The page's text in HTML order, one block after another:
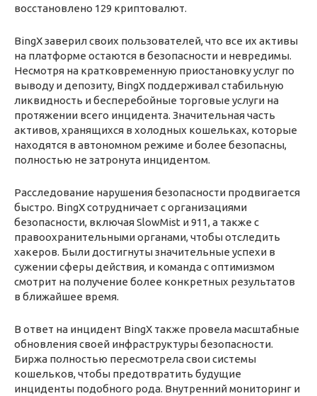
восстановлено 129 криптовалют.
BingX заверил своих пользователей, что все их активы
на платформе остаются в безопасности и невредимы.
Несмотря на кратковременную приостановку услуг по
выводу и депозиту, BingX поддерживал стабильную
ликвидность и бесперебойные торговые услуги на
протяжении всего инцидента. Значительная часть
активов, хранящихся в холодных кошельках, которые
находятся в автономном режиме и более безопасны,
полностью не затронута инцидентом.
Расследование нарушения безопасности продвигается
быстро. BingX сотрудничает с организациями
безопасности, включая SlowMist и 911, а также с
правоохранительными органами, чтобы отследить
хакеров. Были достигнуты значительные успехи в
сужении сферы действия, и команда с оптимизмом
смотрит на получение более конкретных результатов
в ближайшее время.
В ответ на инцидент BingX также провела масштабные
обновления своей инфраструктуры безопасности.
Биржа полностью пересмотрела свои системы
кошельков, чтобы предотвратить будущие
инциденты подобного рода. Внутренний мониторинг и